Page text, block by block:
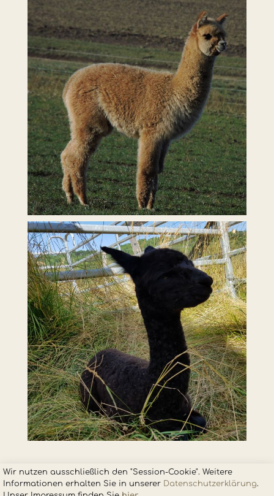
Wir nutzen ausschließlich den "Session-Cookie". Weitere
Informationen erhalten Sie in unserer Datenschutzerklärung.